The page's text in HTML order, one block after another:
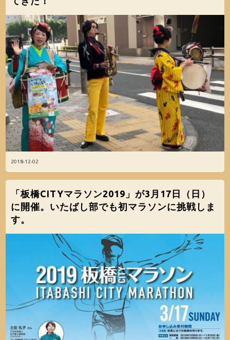
2018-12-02
「板橋CITYマラソン2019」が3月17日（日）
に開催。いたばし部でも初マラソンに挑戦しま
す。